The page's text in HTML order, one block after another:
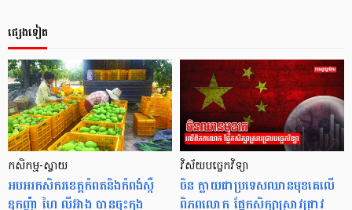
ផ្សេងទៀត
កសិកម្ម-ស្វាយ
អបអរកសិករ​ខេត្ត​កំពតនិងកំពង់ស្ពឺ
ឧកញ៉ា ហៃ លីអ៊ាង បានចុះកុង
វិស័យបច្ចេកវិទ្យា
ចិន ក្លាយជាប្រទេសឈានមុខគេលើ
ពិភពលោក ផ្នែកសិក្សាស្រាវជ្រាវ